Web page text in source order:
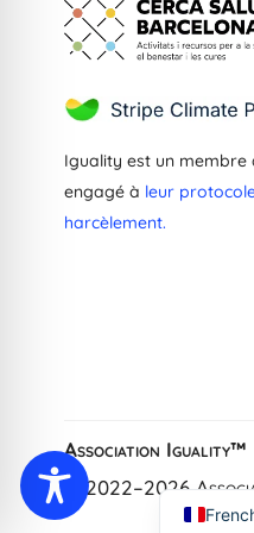
Iguality est un membre
engagé à leur
harcèlement.
Association Iguality™
© 2022–2026